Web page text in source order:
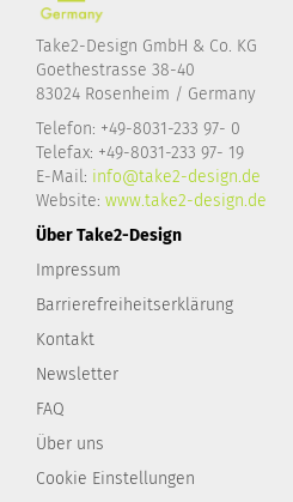
Take2-Design GmbH & Co. KG
Goethestrasse 38-40
83024 Rosenheim / Germany
Telefon: +49-8031-233 97- 0
Telefax: +49-8031-233 97- 19
E-Mail: info@take2-design.de
Website: www.take2-design.de
Über Take2-Design
Impressum
Barrierefreiheitserklärung
Kontakt
Newsletter
FAQ
Über uns
Cookie Einstellungen